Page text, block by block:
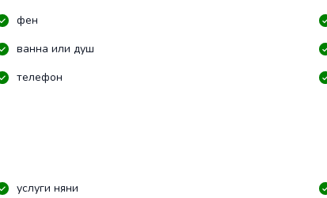
фен
ванна или душ
телефон
услуги няни